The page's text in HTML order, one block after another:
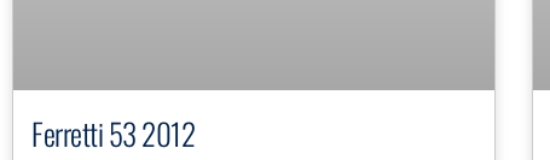
Ferretti 53 2012